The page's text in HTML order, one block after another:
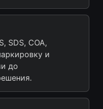
SDS, COA,
и
до